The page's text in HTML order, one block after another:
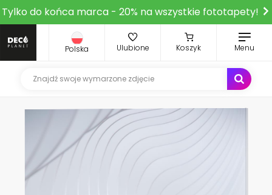
Tylko do końca marca - 20% na wszystkie fototapety!
Polska Ulubione Koszyk Menu